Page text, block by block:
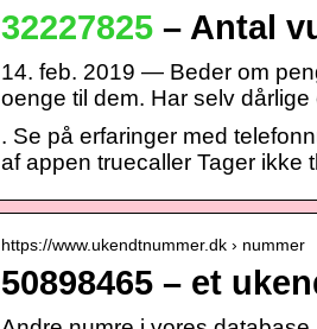
32227825– Antal
14. feb. 2019 — Beder om
oenge til dem. Har selv
. Se på erfaringer med
af appen truecaller Tager ikke
https://www.ukendtnummer.dk › nummer
50898465 – et